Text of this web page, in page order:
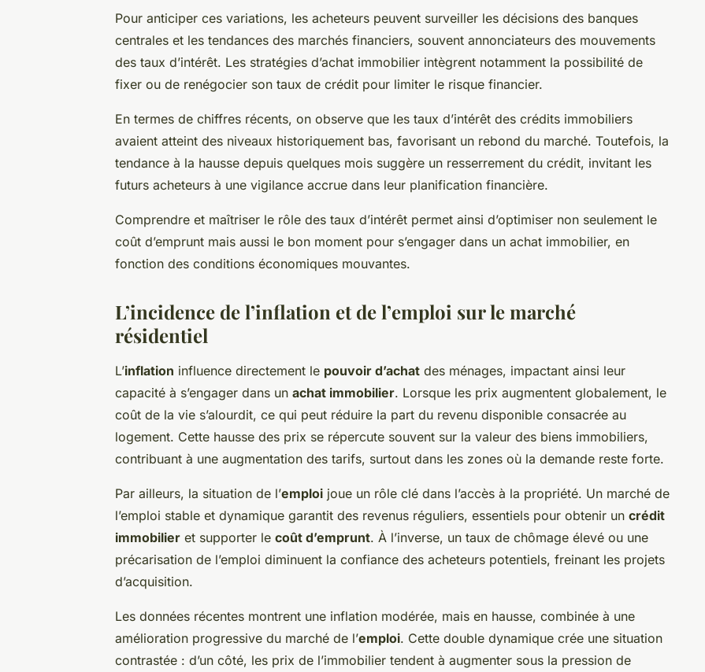
Pour anticiper ces variations, les acheteurs peuvent surveiller les décisions des banques
centrales et les tendances des marchés financiers, souvent annonciateurs des mouvements
des taux d’intérêt. Les stratégies d’achat immobilier intègrent notamment la possibilité de
fixer ou de renégocier son taux de crédit pour limiter le risque financier.
En termes de chiffres récents, on observe que les taux d’intérêt des crédits immobiliers
avaient atteint des niveaux historiquement bas, favorisant un rebond du marché. Toutefois, la
tendance à la hausse depuis quelques mois suggère un resserrement du crédit, invitant les
futurs acheteurs à une vigilance accrue dans leur planification financière.
Comprendre et maîtriser le rôle des taux d’intérêt permet ainsi d’optimiser non seulement le
coût d’emprunt mais aussi le bon moment pour s’engager dans un achat immobilier, en
fonction des conditions économiques mouvantes.
L’incidence de l’inflation et de l’emploi sur le marché
résidentiel
L’inflation influence directement le pouvoir d’achat des ménages, impactant ainsi leur
capacité à s’engager dans un achat immobilier. Lorsque les prix augmentent globalement, le
coût de la vie s’alourdit, ce qui peut réduire la part du revenu disponible consacrée au
logement. Cette hausse des prix se répercute souvent sur la valeur des biens immobiliers,
contribuant à une augmentation des tarifs, surtout dans les zones où la demande reste forte.
Par ailleurs, la situation de l’emploi joue un rôle clé dans l’accès à la propriété. Un marché de
l’emploi stable et dynamique garantit des revenus réguliers, essentiels pour obtenir un crédit
immobilier et supporter le coût d’emprunt. À l’inverse, un taux de chômage élevé ou une
précarisation de l’emploi diminuent la confiance des acheteurs potentiels, freinant les projets
d’acquisition.
Les données récentes montrent une inflation modérée, mais en hausse, combinée à une
amélioration progressive du marché de l’emploi. Cette double dynamique crée une situation
contrastée : d’un côté, les prix de l’immobilier tendent à augmenter sous la pression de